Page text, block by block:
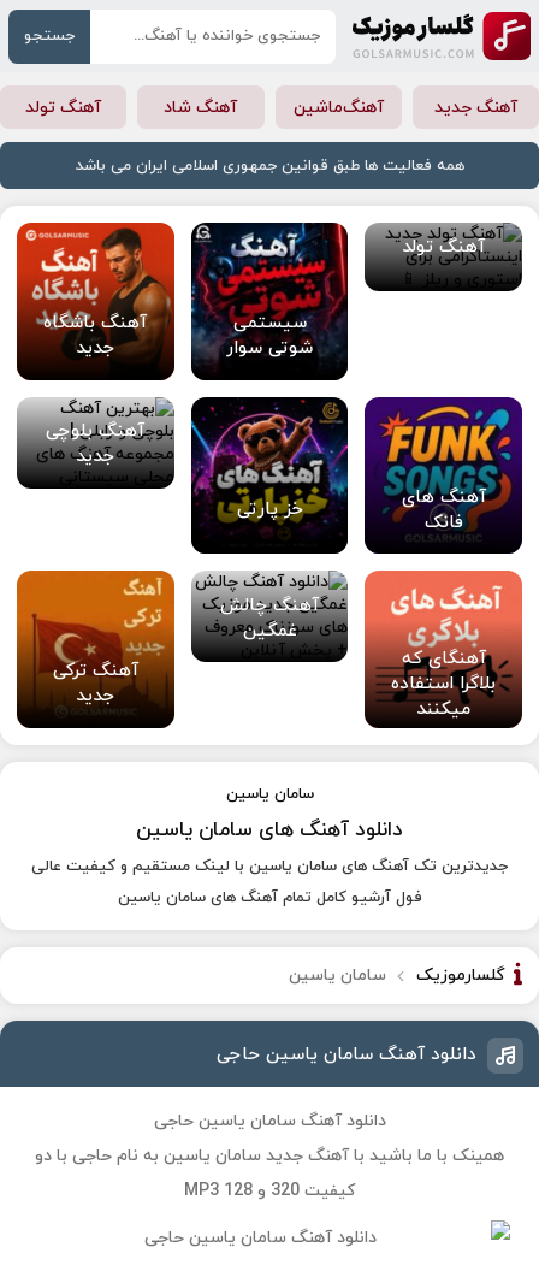
جستجو
آهنگ جدید آهنگ‌ماشین آهنگ شاد آهنگ تولد
همه فعالیت ها طبق قوانین جمهوری اسلامی ایران می باشد
آهنگ تولد
سیستمی
شوتی سوار
آهنگ باشگاه
جدید
آهنگ های
فانک
خز پارتی
آهنگ بلوچی
جدید
آهنگای که
بلاگرا استفاده
میکنند
آهنگ چالش
غمگین
آهنگ ترکی
جدید
سامان یاسین
دانلود آهنگ های سامان یاسین
جدیدترین تک آهنگ های سامان یاسین با لینک مستقیم و کیفیت عالی
فول آرشیو کامل تمام آهنگ های سامان یاسین
گلسارموزیک سامان یاسین
دانلود آهنگ سامان یاسین حاجی
دانلود آهنگ سامان یاسین حاجی
همینک با ما باشید با آهنگ جدید سامان یاسین به نام حاجی با دو
کیفیت 320 و 128 MP3